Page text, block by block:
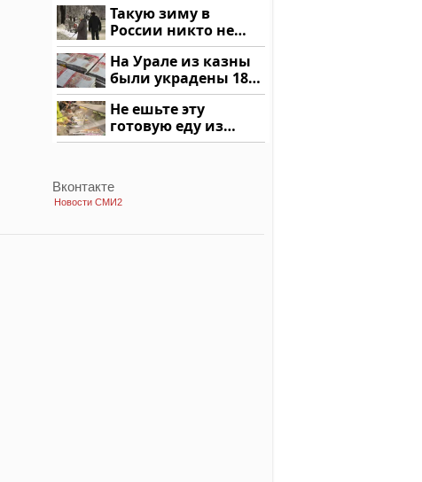
Такую зиму в
России никто не
ждал: как так?!
На Урале из казны
были украдены 18
миллионов рублей
Не ешьте эту
готовую еду из
магазина: список
Вконтакте
Новости СМИ2